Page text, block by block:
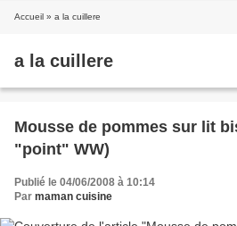
Accueil » a la cuillere
a la cuillere
Mousse de pommes sur lit
"point" WW)
Publié le 04/06/2008 à 10:14
Par maman cuisine